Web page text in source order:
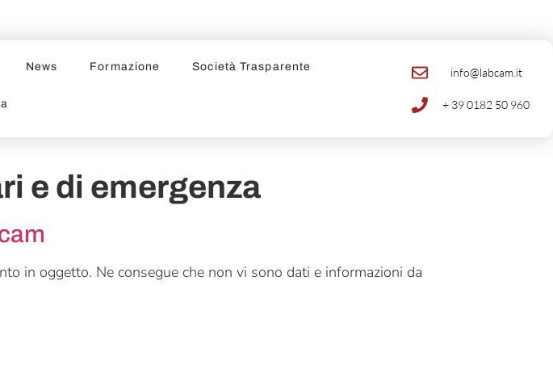
info@labcam.it
+ 39 0182 50 960
News Formazione Società Trasparente
e di emergenza
in oggetto. Ne consegue che non vi sono dati e informazioni da